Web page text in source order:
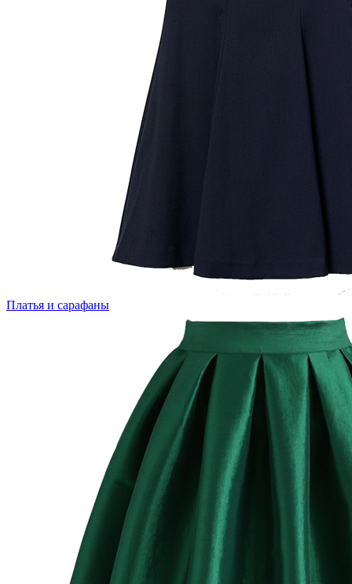
Платья и сарафаны